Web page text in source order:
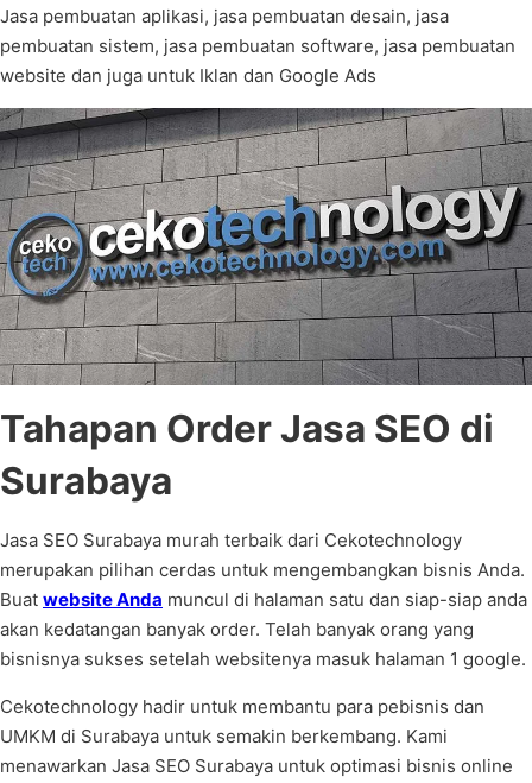
Jasa pembuatan aplikasi, jasa pembuatan desain, jasa
pembuatan sistem, jasa pembuatan software, jasa pembuatan
website dan juga untuk Iklan dan Google Ads
Tahapan Order Jasa SEO di
Surabaya
Jasa SEO Surabaya murah terbaik dari Cekotechnology
merupakan pilihan cerdas untuk mengembangkan bisnis Anda.
Buat website Anda muncul di halaman satu dan siap-siap anda
akan kedatangan banyak order. Telah banyak orang yang
bisnisnya sukses setelah websitenya masuk halaman 1 google.
Cekotechnology hadir untuk membantu para pebisnis dan
UMKM di Surabaya untuk semakin berkembang. Kami
menawarkan Jasa SEO Surabaya untuk optimasi bisnis online